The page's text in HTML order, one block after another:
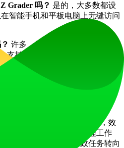
Grader 吗？ 是的，大多数都设
智能手机和平板电脑上无缝访问
许多，例如本文介绍的这款，
支持教育工作者的工具而构建
里？
更快、更准确、更高
中很重要？
在现代教育中，效
帮助教师有效管理工作
他们能够将精力从行政任务转向